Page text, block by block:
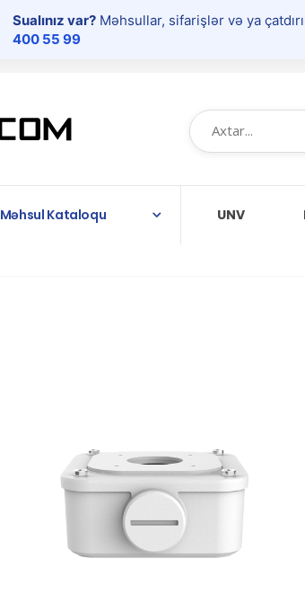
Sualınız var? Məhsullar, sifarişlər və ya
400 55 99
Məhsul Kataloqu UNV